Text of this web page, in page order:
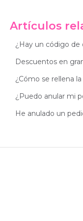
Artículos
¿Hay un código de
Descuentos en
¿Cómo se rellena
¿Puedo anular mi
He anulado un